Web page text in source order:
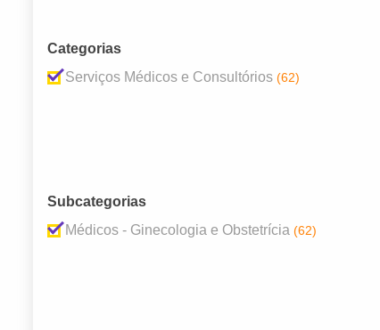
Categorias
Serviços Médicos e Consultórios (62)
Subcategorias
Médicos - Ginecologia e Obstetrícia (62)